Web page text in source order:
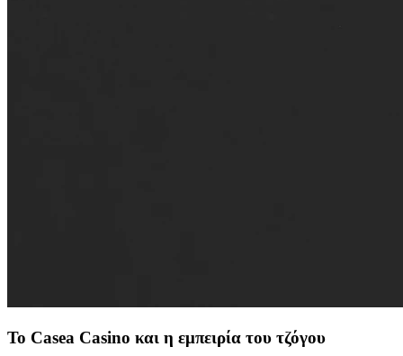
Το Casea Casino και η εμπειρία του τζόγου